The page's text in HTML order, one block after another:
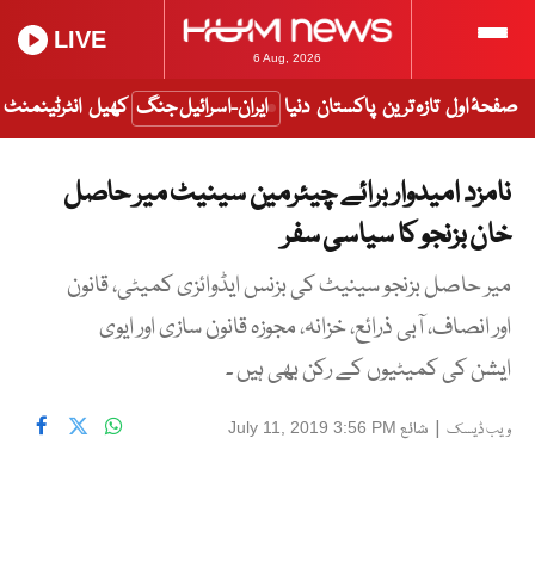
6 Aug, 2026
LIVE
صفحۂ اول تازہ ترین پاکستان دنیا ایران-اسرائیل جنگ کھیل انٹرٹینمنٹ
نامزد امیدوار برائے چیئرمین سینیٹ میر حاصل
خان بزنجو کا سیاسی سفر
میر حاصل بزنجو سینیٹ کی بزنس ایڈوائزی کمیٹی، قانون
اور انصاف، آبی ذرائع، خزانہ، مجوزہ قانون سازی اور ایوی
ایشن کی کمیٹیوں کے رکن بھی ہیں ۔
ویب ڈیسک | شائع July 11, 2019 3:56 PM